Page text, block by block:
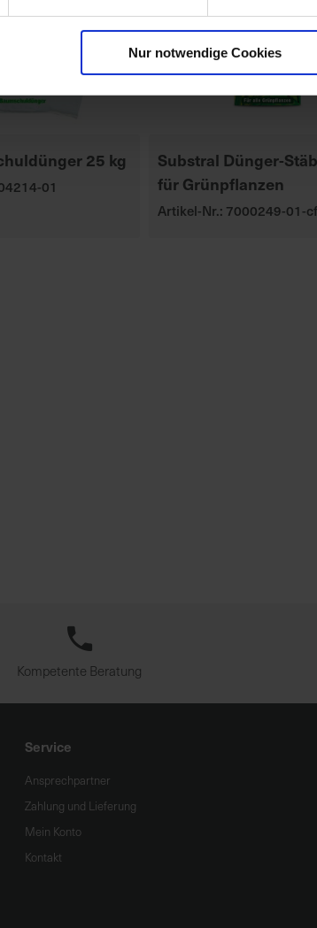
Nur notwendige Cookies
25 kg
01
Substral Dünger-
für Grünpflanzen
Artikel-Nr.: 7000249-01-
Kompetente Beratung
Service
Ansprechpartner
Zahlung und Lieferung
Mein Konto
Kontakt